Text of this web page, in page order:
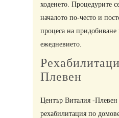
ходенето. Процедурите
началото по-често и
процеса на придобиване
ежедневието.
Плевен
Център Виталия -Плевен
рехабилитация по